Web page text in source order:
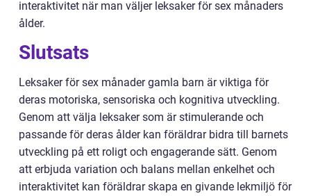
interaktivitet när man väljer leksaker för sex månaders
ålder.
Slutsats
Leksaker för sex månader gamla barn är viktiga för
deras motoriska, sensoriska och kognitiva utveckling.
Genom att välja leksaker som är stimulerande och
passande för deras ålder kan föräldrar bidra till barnets
utveckling på ett roligt och engagerande sätt. Genom
att erbjuda variation och balans mellan enkelhet och
interaktivitet kan föräldrar skapa en givande lekmiljö för